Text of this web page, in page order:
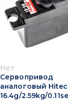
Нет
Сервопривод
аналоговый Hitec
16.4g/2.59kg/